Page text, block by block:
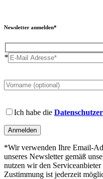
Newsletter anmelden*
*
leave
empty.
leave
field
Ich habe die
*Wir verwenden Ihre Email-
unseres Newsletter gemäß
nutzen wir den
Zustimmung ist jederzeit